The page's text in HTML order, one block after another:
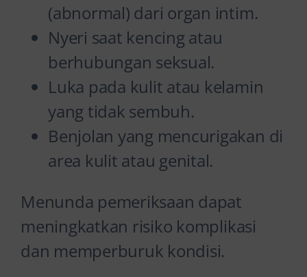
(abnormal) dari organ intim.
Nyeri saat kencing atau
berhubungan seksual.
Luka pada kulit atau kelamin
yang tidak sembuh.
Benjolan yang mencurigakan di
area kulit atau genital.
Menunda pemeriksaan dapat
meningkatkan risiko komplikasi
dan memperburuk kondisi.